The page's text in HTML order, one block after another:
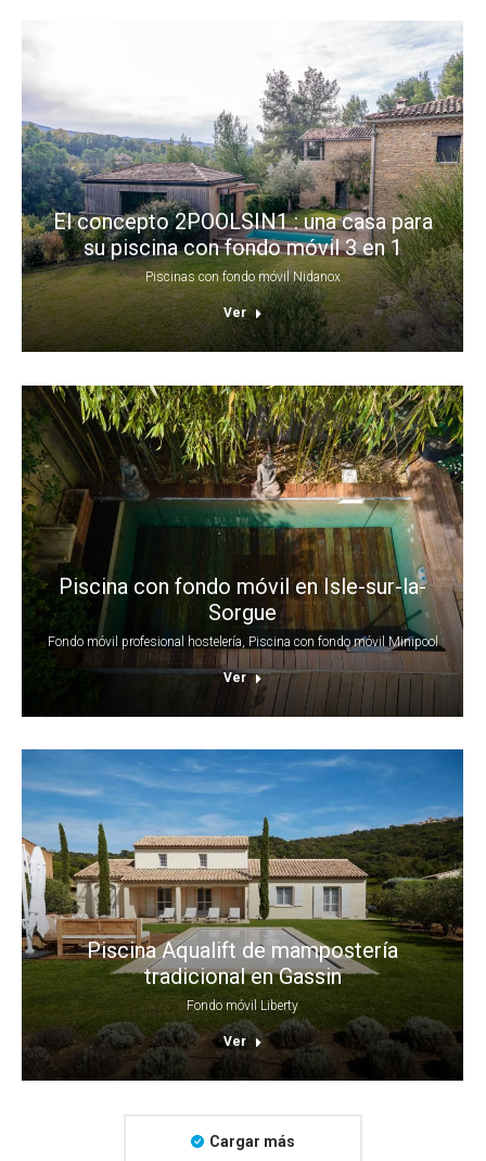
El concepto 2POOLSIN1 : una casa para
su piscina con fondo móvil 3 en 1
Piscinas con fondo móvil Nidanox
Ver
Piscina con fondo móvil en Isle-sur-la-
Sorgue
Fondo móvil profesional hostelería, Piscina con fondo móvil Minipool
Ver
Piscina Aqualift de mampostería
tradicional en Gassin
Fondo móvil Liberty
Ver
Cargar más